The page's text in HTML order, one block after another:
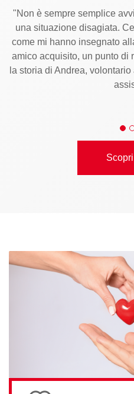
"Non è sempre semplice
una situazione disagiata.
come mi hanno insegnato
amico acquisito, un punto di
la storia di Andrea,